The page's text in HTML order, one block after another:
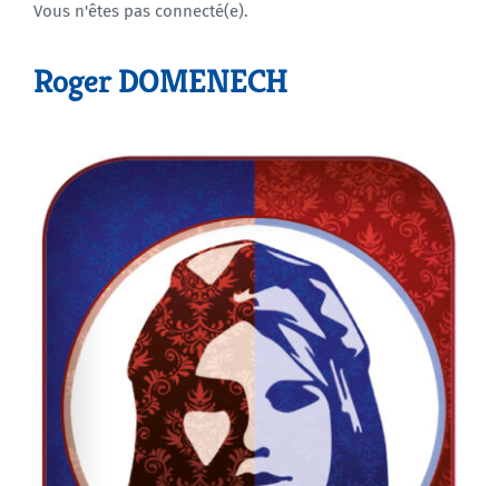
Agenda
Vous n'êtes pas connecté(e).
Roger DOMENECH